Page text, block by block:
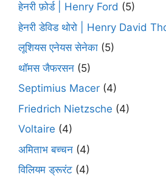
हेनरी फ़ोर्ड | Henry Ford (5)
हेनरी डेविड थोरो | Henry David
लूशियस एनेयस सेनेका (5)
थॉमस जैफरसन (5)
Septimius Macer (4)
Friedrich Nietzsche (4)
Voltaire (4)
अमिताभ बच्चन (4)
विलियम ड्रूरंट (4)